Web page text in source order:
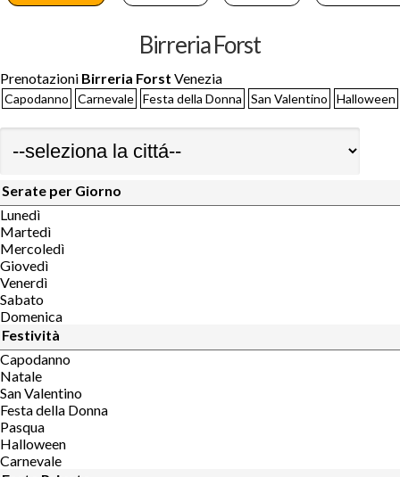
Birreria Forst
Prenotazioni Birreria Forst Venezia
Capodanno Carnevale Festa della Donna San Valentino Halloween
Serate per Giorno
Lunedì
Martedì
Mercoledì
Giovedì
Venerdì
Sabato
Domenica
Festività
Capodanno
Natale
San Valentino
Festa della Donna
Pasqua
Halloween
Carnevale